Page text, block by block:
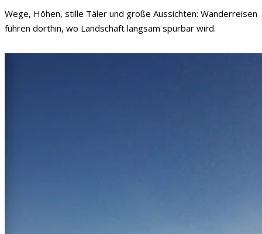
Wege, Höhen, stille Täler und große Aussichten: Wanderreisen
führen dorthin, wo Landschaft langsam spürbar wird.